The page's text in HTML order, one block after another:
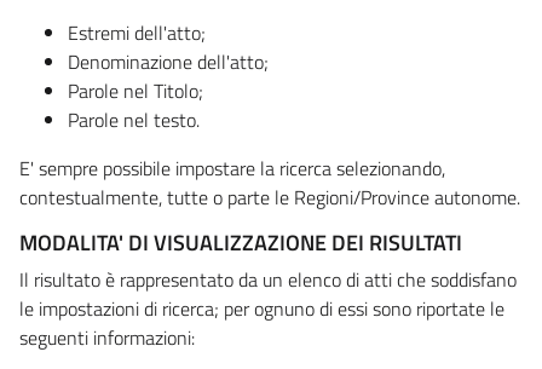
Estremi dell'atto;
Denominazione dell'atto;
Parole nel Titolo;
Parole nel testo.
E' sempre possibile impostare la ricerca selezionando,
contestualmente, tutte o parte le Regioni/Province autonome.
MODALITA' DI VISUALIZZAZIONE DEI RISULTATI
Il risultato è rappresentato da un elenco di atti che soddisfano
le impostazioni di ricerca; per ognuno di essi sono riportate le
seguenti informazioni: